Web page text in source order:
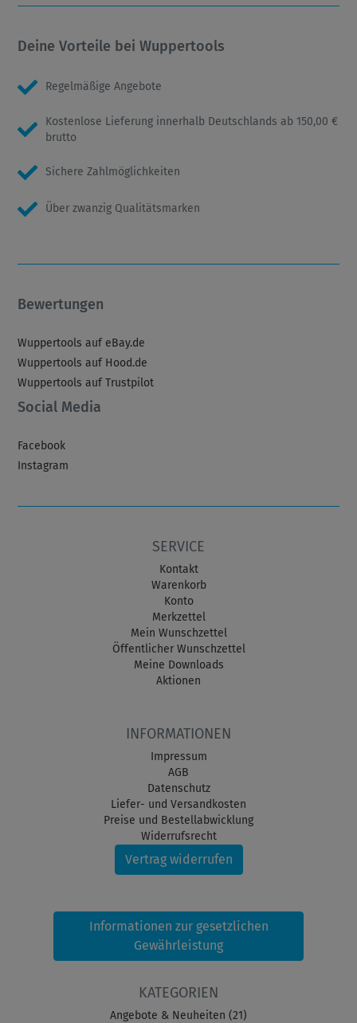
Deine Vorteile bei Wuppertools
Regelmäßige Angebote
Kostenlose Lieferung innerhalb Deutschlands ab 150,00 €
brutto
Sichere Zahlmöglichkeiten
Über zwanzig Qualitätsmarken
Bewertungen
Wuppertools auf eBay.de
Wuppertools auf Hood.de
Wuppertools auf Trustpilot
Social Media
Facebook
Instagram
SERVICE
Kontakt
Warenkorb
Konto
Merkzettel
Mein Wunschzettel
Öffentlicher Wunschzettel
Meine Downloads
Aktionen
INFORMATIONEN
Impressum
AGB
Datenschutz
Liefer- und Versandkosten
Preise und Bestellabwicklung
Widerrufsrecht
Vertrag widerrufen
Informationen zur gesetzlichen
Gewährleistung
KATEGORIEN
Angebote & Neuheiten (21)